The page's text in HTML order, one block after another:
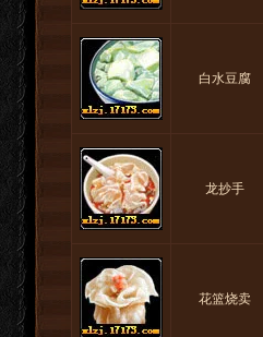
白水豆腐
龙抄手
花篮烧卖